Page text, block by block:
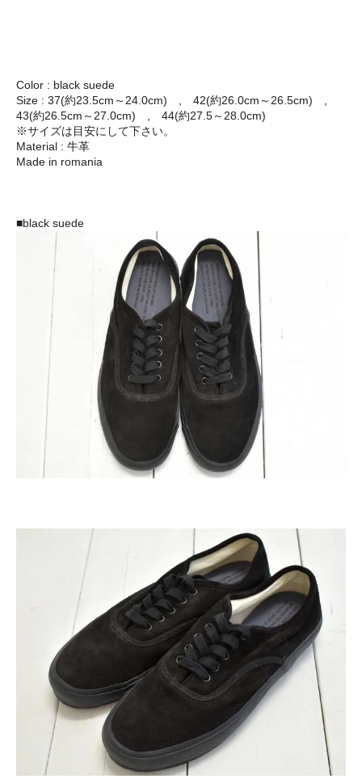
Color : black suede
Size : 37(約23.5cm～24.0cm) , 42(約26.0cm～26.5cm) ,
43(約26.5cm～27.0cm) , 44(約27.5～28.0cm)
※サイズは目安にして下さい。
Material : 牛革
Made in romania
■black suede